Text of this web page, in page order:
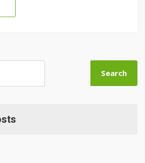
Search